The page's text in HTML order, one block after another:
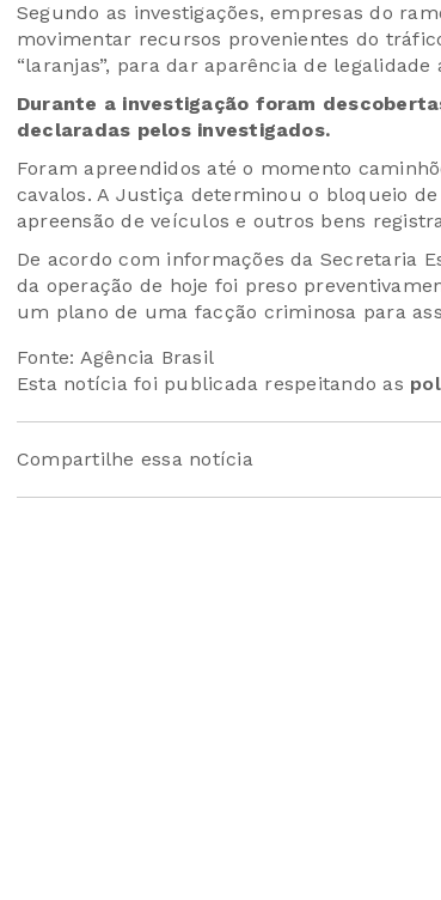
Segundo as investigações, empresas do
movimentar recursos provenientes do
“laranjas”, para dar aparência de
Durante a investigação foram
declaradas pelos investigados.
Foram apreendidos até o momento
cavalos. A Justiça determinou o bloqueio
apreensão de veículos e outros bens
De acordo com informações da Secretaria
da operação de hoje foi preso
um plano de uma facção criminosa para
Fonte: Agência Brasil
Esta notícia foi publicada respeitando as
Compartilhe essa notícia